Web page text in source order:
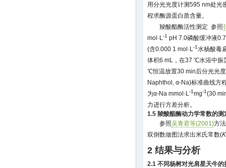
用分光光度计测595 nm处光
程求酶源蛋白质含量。
羧酸酯酶活性测定 参照
mol·L -1 pH 7.0磷酸缓冲液
(含0.000 1 mol·L -1水杨酸毒
体积6 mL，在37 ℃水浴中振
℃恒温放置30 min后分光光
Naphthol, α-Na)标准曲线方
为α-Na mmol·L -1mg-1(30
力进行方差分析。
1.5 羧酸酯酶动力学常数的测
参照吴青君等(2001)方
双倒数做图法求出米氏常数(K
2 结果与分析
2.1 不同杨树对光肩星天牛的